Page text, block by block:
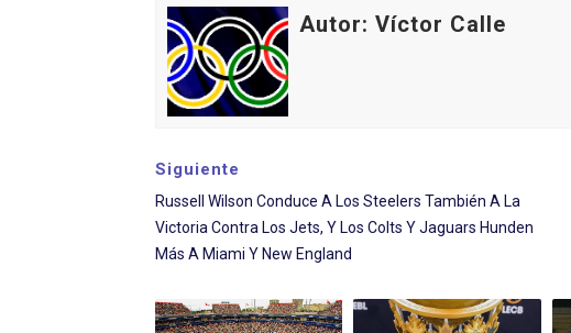
Autor: Víctor Calle
Siguiente
Russell Wilson Conduce A Los Steelers También A La
Victoria Contra Los Jets, Y Los Colts Y Jaguars Hunden
Más A Miami Y New England